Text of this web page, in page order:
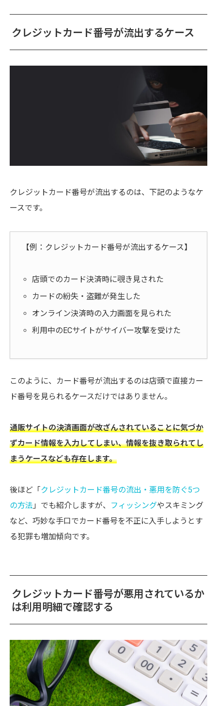
クレジットカード番号が流出するケース
クレジットカード番号が流出するのは、下記のようなケ
ースです。
【例：クレジットカード番号が流出するケース】
店頭でのカード決済時に覗き見された
カードの紛失・盗難が発生した
オンライン決済時の入力画面を見られた
利用中のECサイトがサイバー攻撃を受けた
このように、カード番号が流出するのは店頭で直接カー
ド番号を見られるケースだけではありません。
通販サイトの決済画面が改ざんされていることに気づか
ずカード情報を入力してしまい、情報を抜き取られてし
まうケースなども存在します。
後ほど「クレジットカード番号の流出・悪用を防ぐ5つ
の方法 」でも紹介しますが、 フィッシングやスキミング
など、巧妙な手口でカード番号を不正に入手しようとす
る犯罪も増加傾向です。
クレジットカード番号が悪用されているか
は利用明細で確認する